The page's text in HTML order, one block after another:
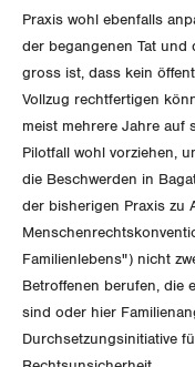
Praxis wohl ebenfalls
der begangenen Tat und
gross ist, dass kein
Vollzug rechtfertigen
meist mehrere Jahre auf
Pilotfall wohl vorziehen,
die Beschwerden in
der bisherigen Praxis zu
Familienlebens") nicht
Betroffenen berufen, die
sind oder hier
Durchsetzungsinitiative